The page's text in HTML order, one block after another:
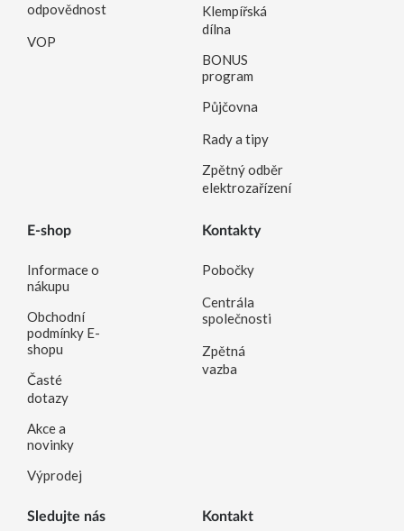
odpovědnost
VOP
Klempířská
dílna
BONUS
program
Půjčovna
Rady a tipy
Zpětný odběr
elektrozařízení
E-shop
Informace o
nákupu
Obchodní
podmínky E-
shopu
Časté
dotazy
Akce a
novinky
Výprodej
Kontakty
Pobočky
Centrála
společnosti
Zpětná
vazba
Sledujte nás Kontakt